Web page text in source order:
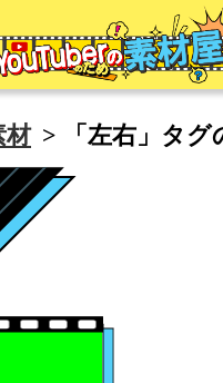
> 「左右」タグ